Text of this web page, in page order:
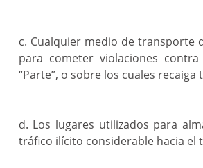
c. Cualquier medio de transporte
para cometer violaciones
“Parte”, o sobre los cuales recaiga
d. Los lugares utilizados para
tráfico ilícito considerable hacia el